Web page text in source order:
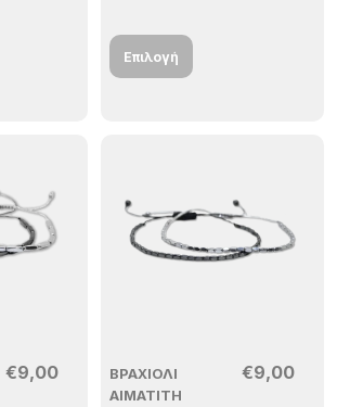
Επιλογή
€9,00
ΒΡΑΧΙΌΛΙ
ΑΙΜΑΤΊΤΗ
€9,00